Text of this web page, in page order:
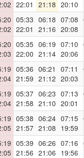
22:01
21:18 20:10
05:33
22:01
06:18
21:16
07:08
20:08
05:35
22:00
06:19
21:14
07:10
20:06
05:36
21:59
06:21
21:12
07:11
20:03
05:37
21:58
06:23
21:10
07:13
20:01
05:38
21:57
06:24
21:08
07:15
19:59
05:39
21:56
06:26
21:06
07:16
19:56